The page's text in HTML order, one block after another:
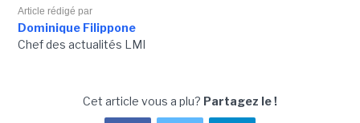
Article rédigé par
Dominique Filippone
Chef des actualités LMI
Cet article vous a plu? Partagez le !